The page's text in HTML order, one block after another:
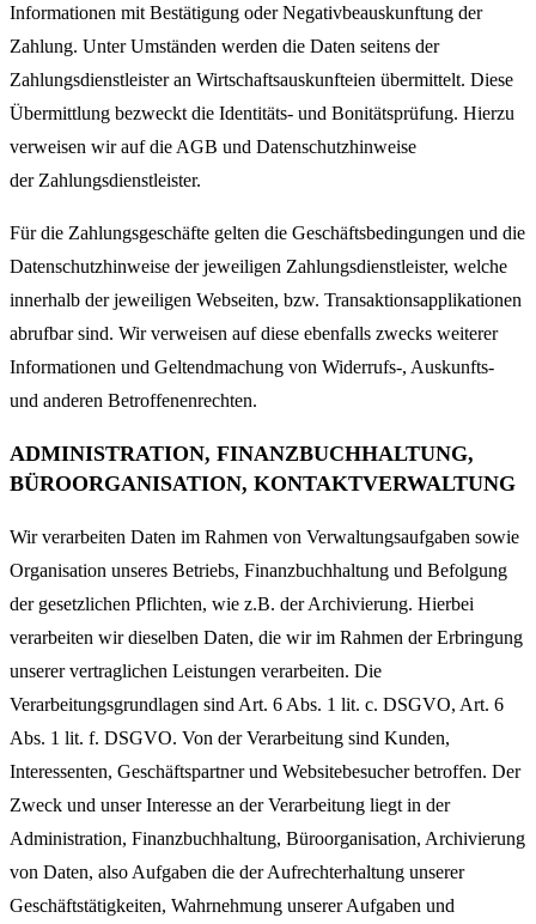
Informationen mit Bestätigung oder Negativbeauskunftung der
Zahlung. Unter Umständen werden die Daten seitens der
Zahlungsdienstleister an Wirtschaftsauskunfteien übermittelt. Diese
Übermittlung bezweckt die Identitäts- und Bonitätsprüfung. Hierzu
verweisen wir auf die AGB und Datenschutzhinweise
der Zahlungsdienstleister.
Für die Zahlungsgeschäfte gelten die Geschäftsbedingungen und die
Datenschutzhinweise der jeweiligen Zahlungsdienstleister, welche
innerhalb der jeweiligen Webseiten, bzw. Transaktionsapplikationen
abrufbar sind. Wir verweisen auf diese ebenfalls zwecks weiterer
Informationen und Geltendmachung von Widerrufs-, Auskunfts-
und anderen Betroffenenrechten.
ADMINISTRATION, FINANZBUCHHALTUNG,
BÜROORGANISATION, KONTAKTVERWALTUNG
Wir verarbeiten Daten im Rahmen von Verwaltungsaufgaben sowie
Organisation unseres Betriebs, Finanzbuchhaltung und Befolgung
der gesetzlichen Pflichten, wie z.B. der Archivierung. Hierbei
verarbeiten wir dieselben Daten, die wir im Rahmen der Erbringung
unserer vertraglichen Leistungen verarbeiten. Die
Verarbeitungsgrundlagen sind Art. 6 Abs. 1 lit. c. DSGVO, Art. 6
Abs. 1 lit. f. DSGVO. Von der Verarbeitung sind Kunden,
Interessenten, Geschäftspartner und Websitebesucher betroffen. Der
Zweck und unser Interesse an der Verarbeitung liegt in der
Administration, Finanzbuchhaltung, Büroorganisation, Archivierung
von Daten, also Aufgaben die der Aufrechterhaltung unserer
Geschäftstätigkeiten, Wahrnehmung unserer Aufgaben und